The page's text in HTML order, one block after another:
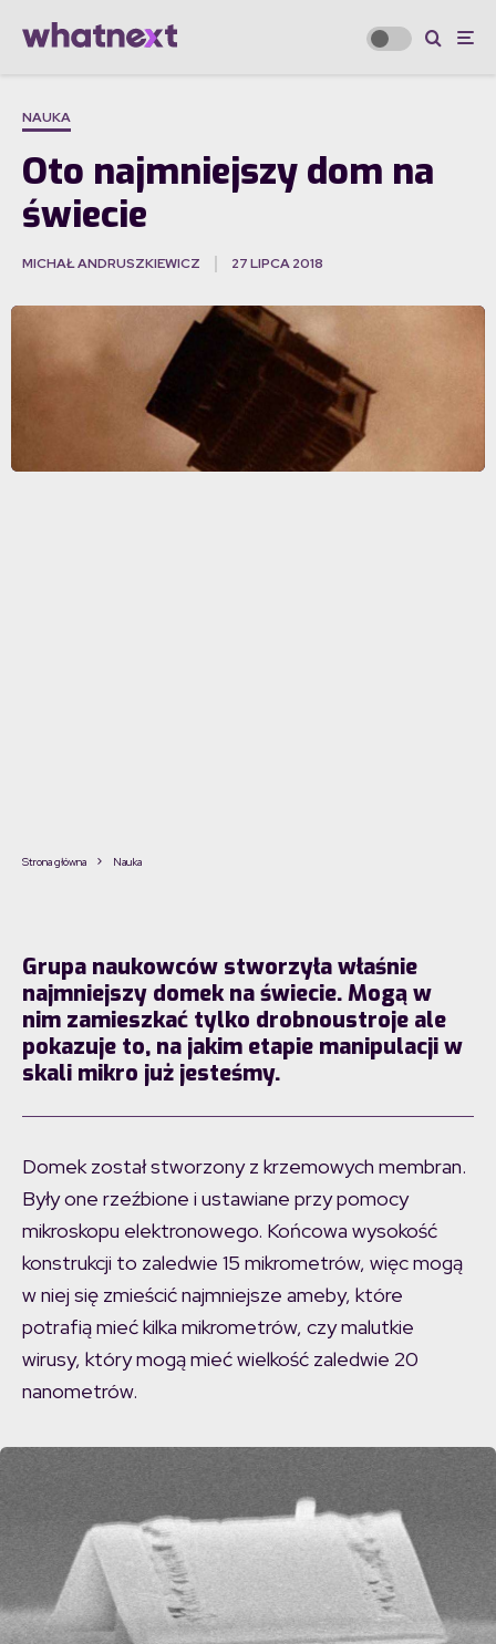
NAUKA
Oto najmniejszy dom na
świecie
MICHAŁ ANDRUSZKIEWICZ 27 LIPCA 2018
Strona główna Nauka
Grupa naukowców stworzyła właśnie
najmniejszy domek na świecie. Mogą w
nim zamieszkać tylko drobnoustroje ale
pokazuje to, na jakim etapie manipulacji w
skali mikro już jesteśmy.
Domek został stworzony z krzemowych membran.
Były one rzeźbione i ustawiane przy pomocy
mikroskopu elektronowego. Końcowa wysokość
konstrukcji to zaledwie 15 mikrometrów, więc mogą
w niej się zmieścić najmniejsze ameby, które
potrafią mieć kilka mikrometrów, czy malutkie
wirusy, który mogą mieć wielkość zaledwie 20
nanometrów.